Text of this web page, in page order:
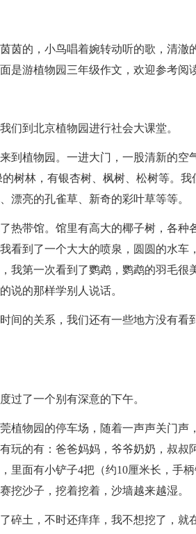
茵的，小鸟唱着婉转动听的歌，清澈
是游植物园三年级作文，欢迎参考阅
们到北京植物园进行社会大课堂。
到植物园。一进大门，一股清新的空
树林，有银杏树、枫树、松树等。
漂亮的孔雀草、新奇的彩叶草等等。
热带馆。馆里有高大的椰子树，各种
看到了一个大大的喷泉，圆圆的水车
我第一次看到了鹦鹉，鹦鹉的羽毛很
说的那样学别人说话。
间的关系，我们还有一些地方没有看
过了一个别有深意的下午。
植物园的停车场，随着一声声关门声
玩的有：爸爸妈妈，爷爷奶奶，叔叔
里面有小铲子4把（约10厘米长，手
挖沙子，挖着挖着，沙墙越来越湿。
碎土，不时还痒痒，我不想挖了，就